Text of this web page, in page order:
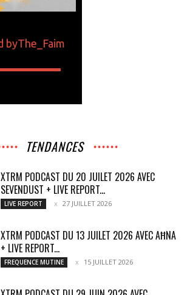
TENDANCES
XTRM PODCAST DU 20 JUILET 2026 AVEC
SEVENDUST + LIVE REPORT...
LIVE REPORT 27 JUILLET 2026
XTRM PODCAST DU 13 JUILET 2026 AVEC AĦNA
+ LIVE REPORT...
FREQUENCE MUTINE 15 JUILLET 2026